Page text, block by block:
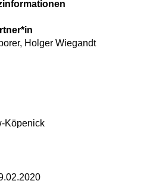
Holger Wiegandt
Köpenick